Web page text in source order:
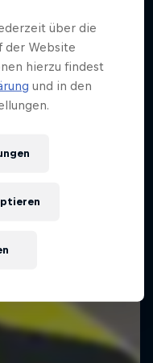
Königreich
über die
der Website
hierzu findest
und in den